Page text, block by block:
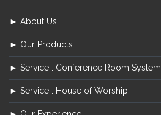
► About Us
► Our Products
► Service : Conference Room System
► Service : House of Worship